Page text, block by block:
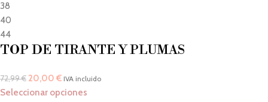
38
40
44
TOP DE TIRANTE Y PLUMAS
72,99€ 20,00 € IVA incluido
Seleccionar opciones